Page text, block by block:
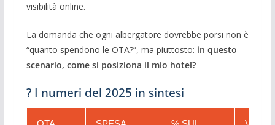
visibilità online.
La domanda che ogni albergatore dovrebbe porsi non è
“quanto spendono le OTA?”, ma piuttosto: in questo
scenario, come si posiziona il mio hotel?
? I numeri del 2025 in sintesi